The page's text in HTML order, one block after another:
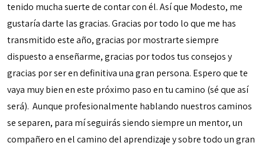
tenido mucha suerte de contar con él. Así que Modesto, me
gustaría darte las gracias. Gracias por todo lo que me has
transmitido este año, gracias por mostrarte siempre
dispuesto a enseñarme, gracias por todos tus consejos y
gracias por ser en definitiva una gran persona. Espero que te
vaya muy bien en este próximo paso en tu camino (sé que así
será). Aunque profesionalmente hablando nuestros caminos
se separen, para mí seguirás siendo siempre un mentor, un
compañero en el camino del aprendizaje y sobre todo un gran